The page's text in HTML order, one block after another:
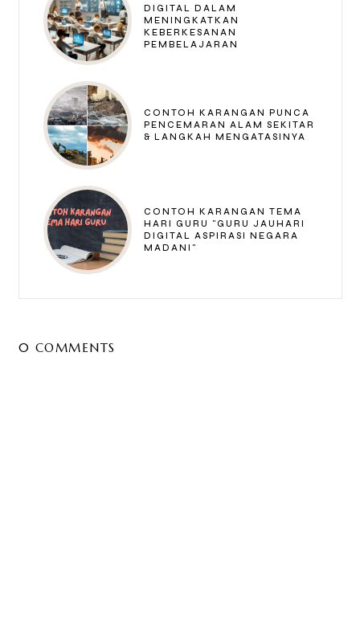
DIGITAL DALAM
MENINGKATKAN
KEBERKESANAN
PEMBELAJARAN
CONTOH KARANGAN PUNCA
PENCEMARAN ALAM SEKITAR
& LANGKAH MENGATASINYA
CONTOH KARANGAN TEMA
HARI GURU "GURU JAUHARI
DIGITAL ASPIRASI NEGARA
MADANI"
0 COMMENTS